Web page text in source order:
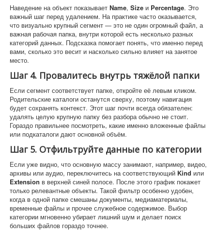
Наведение на объект показывает Name, Size и Percentage. Это
важный шаг перед удалением. На практике часто оказывается,
что визуально крупный сегмент — это не один огромный файл, а
важная рабочая папка, внутри которой есть несколько разных
категорий данных. Подсказка помогает понять, что именно перед
вами, сколько это весит и насколько сильно влияет на занятое
место.
Шаг 4. Провалитесь внутрь тяжёлой папки
Если сегмент соответствует папке, откройте её левым кликом.
Родительские каталоги останутся сверху, поэтому навигация
будет сохранять контекст. Этот шаг почти всегда обязателен:
удалять целую крупную папку без разбора обычно не стоит.
Гораздо правильнее посмотреть, какие именно вложенные файлы
или подкаталоги дают основной объём.
Шаг 5. Отфильтруйте данные по категории
Если уже видно, что основную массу занимают, например, видео,
архивы или аудио, переключитесь на соответствующий Kind или
Extension в верхней синей полосе. После этого график покажет
только релевантные объекты. Такой фильтр особенно удобен,
когда в одной папке смешаны документы, медиаматериалы,
временные файлы и прочее служебное содержимое. Выбор
категории мгновенно убирает лишний шум и делает поиск
больших файлов гораздо точнее.